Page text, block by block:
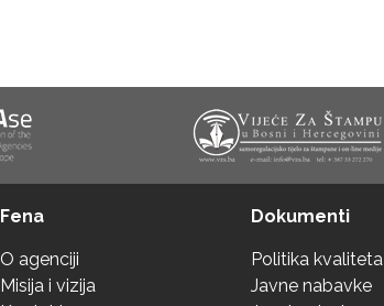
Fena
O agenciji
Misija i vizija
Dokumenti
Politika kvaliteta
Javne nabavke